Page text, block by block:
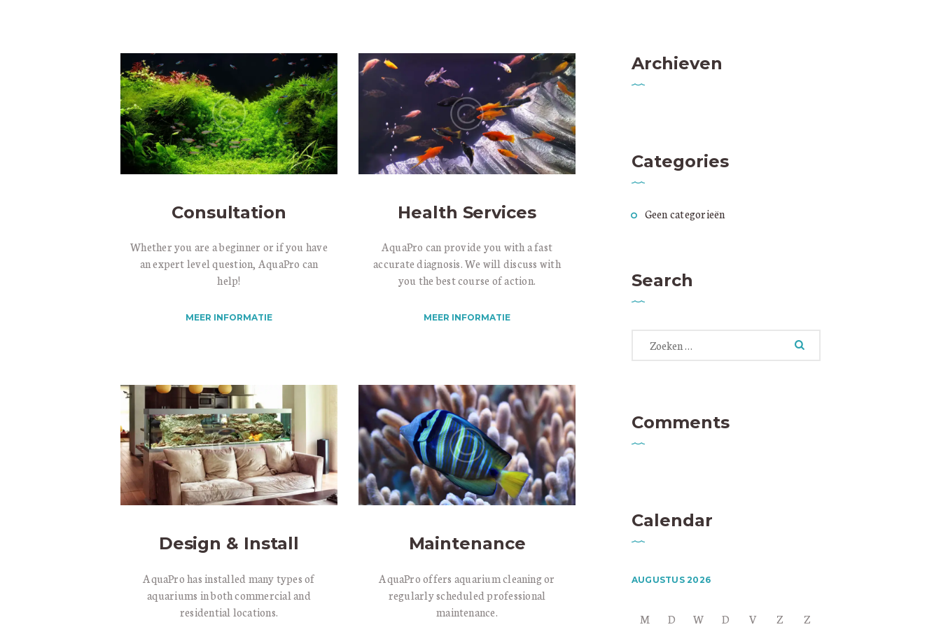
Consultation
Whether you are a beginner or if you have
an expert level question, AquaPro can
help!
MEER INFORMATIE
Health Services
AquaPro can provide you with a fast
accurate diagnosis. We will discuss with
you the best course of action.
MEER INFORMATIE
Design & Install
AquaPro has installed many types of
aquariums in both commercial and
residential locations.
Maintenance
AquaPro offers aquarium cleaning or
regularly scheduled professional
maintenance.
Archieven
Categories
Geen categorieën
Search
naar:
Comments
Calendar
AUGUSTUS 2026
M D W D V Z
Z